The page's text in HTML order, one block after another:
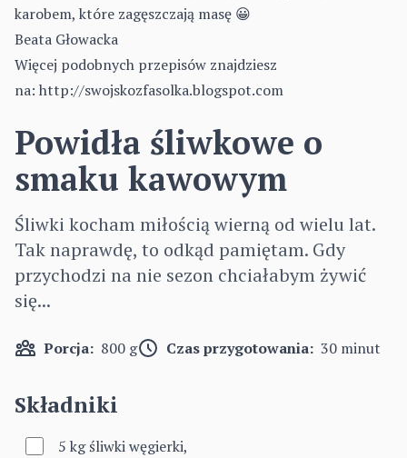
karobem, które zagęszczają masę 😀
Beata Głowacka
Więcej podobnych przepisów znajdziesz
na: http://swojskozfasolka.blogspot.com
Powidła śliwkowe o
smaku kawowym
Śliwki kocham miłością wierną od wielu lat.
Tak naprawdę, to odkąd pamiętam. Gdy
przychodzi na nie sezon chciałabym żywić
się...
Porcja: 800 g Czas przygotowania: 30 minut
Składniki
5 kg śliwki węgierki,